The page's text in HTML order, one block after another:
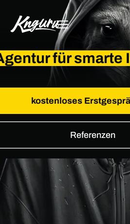
für smarte
kostenloses
Referenzen